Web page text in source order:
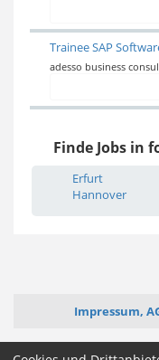
Trainee SAP
adesso business
Finde Jobs in
Erfurt
Hannover
Impressum,
ictjob.de